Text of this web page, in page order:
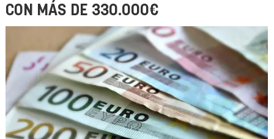
CON MÁS DE 330.000€